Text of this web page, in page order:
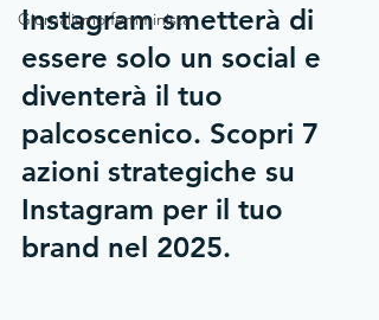
Giornalismo femminista
Instagram smetterà di
essere solo un social e
diventerà il tuo
palcoscenico. Scopri 7
azioni strategiche su
Instagram per il tuo
brand nel 2025.